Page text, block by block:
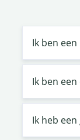
Ik ben
Ik ben
Ik heb een